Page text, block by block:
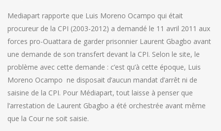
Mediapart rapporte que Luis Moreno Ocampo qui était
procureur de la CPI (2003-2012) a demandé le 11 avril 2011 aux
forces pro-Ouattara de garder prisonnier Laurent Gbagbo avant
une demande de son transfert devant la CPI. Selon le site, le
problème avec cette demande : c’est qu’à cette époque, Luis
Moreno Ocampo ne disposait d’aucun mandat d’arrêt ni de
saisine de la CPI. Pour Médiapart, tout laisse à penser que
l’arrestation de Laurent Gbagbo a été orchestrée avant même
que la Cour ne soit saisie.